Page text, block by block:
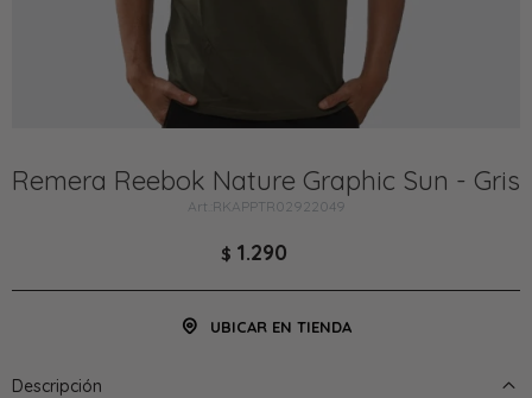
Remera Reebok Nature Graphic Sun - Gris
RKAPPTR02922049
$ 1.290
UBICAR EN TIENDA
Descripción